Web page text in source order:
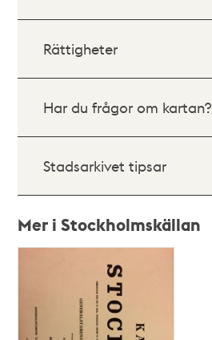
Rättigheter
Har du frågor om kartan?
Stadsarkivet tipsar
Mer i Stockholmskällan
teman